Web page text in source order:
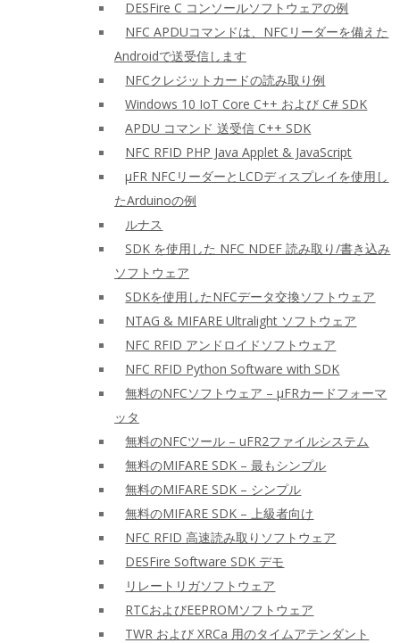
DESFire C コンソールソフトウェアの例
NFC APDUコマンドは、NFCリーダーを備えた
Androidで送受信します
NFCクレジットカードの読み取り例
Windows 10 IoT Core C++ および C# SDK
APDU コマンド 送受信 C++ SDK
NFC RFID PHP Java Applet & JavaScript
μFR NFCリーダーとLCDディスプレイを使用し
たArduinoの例
ルナス
SDK を使用した NFC NDEF 読み取り/書き込み
ソフトウェア
SDKを使用したNFCデータ交換ソフトウェア
NTAG & MIFARE Ultralight ソフトウェア
NFC RFID アンドロイドソフトウェア
NFC RFID Python Software with SDK
無料のNFCソフトウェア – μFRカードフォーマ
ッタ
無料のNFCツール – uFR2ファイルシステム
無料のMIFARE SDK – 最もシンプル
無料のMIFARE SDK – シンプル
無料のMIFARE SDK – 上級者向け
NFC RFID 高速読み取りソフトウェア
DESFire Software SDK デモ
リレートリガソフトウェア
RTCおよびEEPROMソフトウェア
TWR および XRCa 用のタイムアテンダント